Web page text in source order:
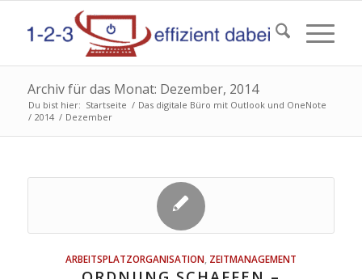
Archiv für das Monat: Dezember, 2014
Du bist hier: Startseite / Das digitale Büro mit Outlook und OneNote
/ 2014 / Dezember
ARBEITSPLATZORGANISATION ZEITMANAGEMENT